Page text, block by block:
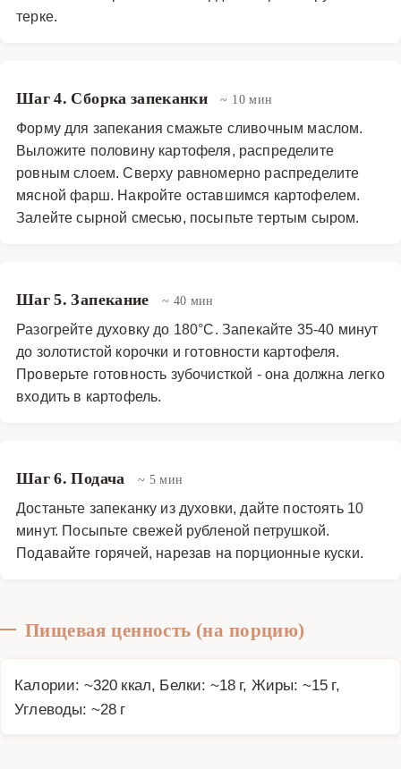
терке.
Шаг 4. Сборка запеканки ~ 10 мин
Форму для запекания смажьте сливочным маслом.
Выложите половину картофеля, распределите
ровным слоем. Сверху равномерно распределите
мясной фарш. Накройте оставшимся картофелем.
Залейте сырной смесью, посыпьте тертым сыром.
Шаг 5. Запекание ~ 40 мин
Разогрейте духовку до 180°C. Запекайте 35-40 минут
до золотистой корочки и готовности картофеля.
Проверьте готовность зубочисткой - она должна легко
входить в картофель.
Шаг 6. Подача ~ 5 мин
Достаньте запеканку из духовки, дайте постоять 10
минут. Посыпьте свежей рубленой петрушкой.
Подавайте горячей, нарезав на порционные куски.
Пищевая ценность (на порцию)
Калории: ~320 ккал, Белки: ~18 г, Жиры: ~15 г,
Углеводы: ~28 г